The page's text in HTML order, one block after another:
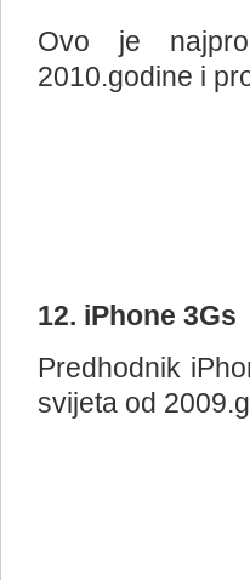
Ovo je
2010.godine i
12. iPhone 3Gs
Predhodnik
svijeta od